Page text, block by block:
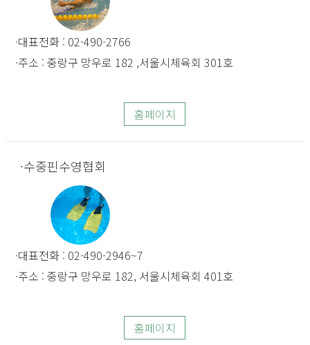
대표전화 : 02-490-2766
주소 : 중랑구 망우로 182 ,서울시체육회 301호
홈페이지
수중핀수영협회
대표전화 : 02-490-2946~7
주소 : 중랑구 망우로 182, 서울시체육회 401호
홈페이지